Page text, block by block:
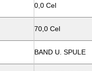
0,0 Cel
70,0 Cel
BAND U. SPULE